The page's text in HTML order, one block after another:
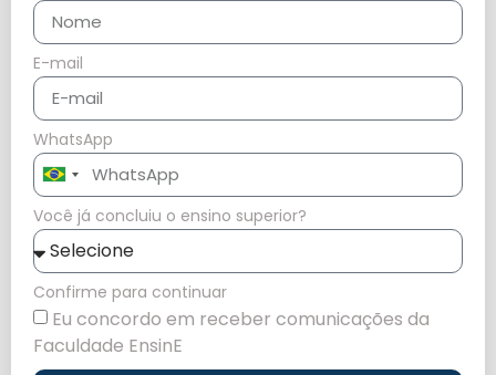
E-mail
WhatsApp
Brazil
+55
Você já concluiu o ensino superior?
Confirme para continuar
Eu concordo em receber comunicações da
Faculdade EnsinE